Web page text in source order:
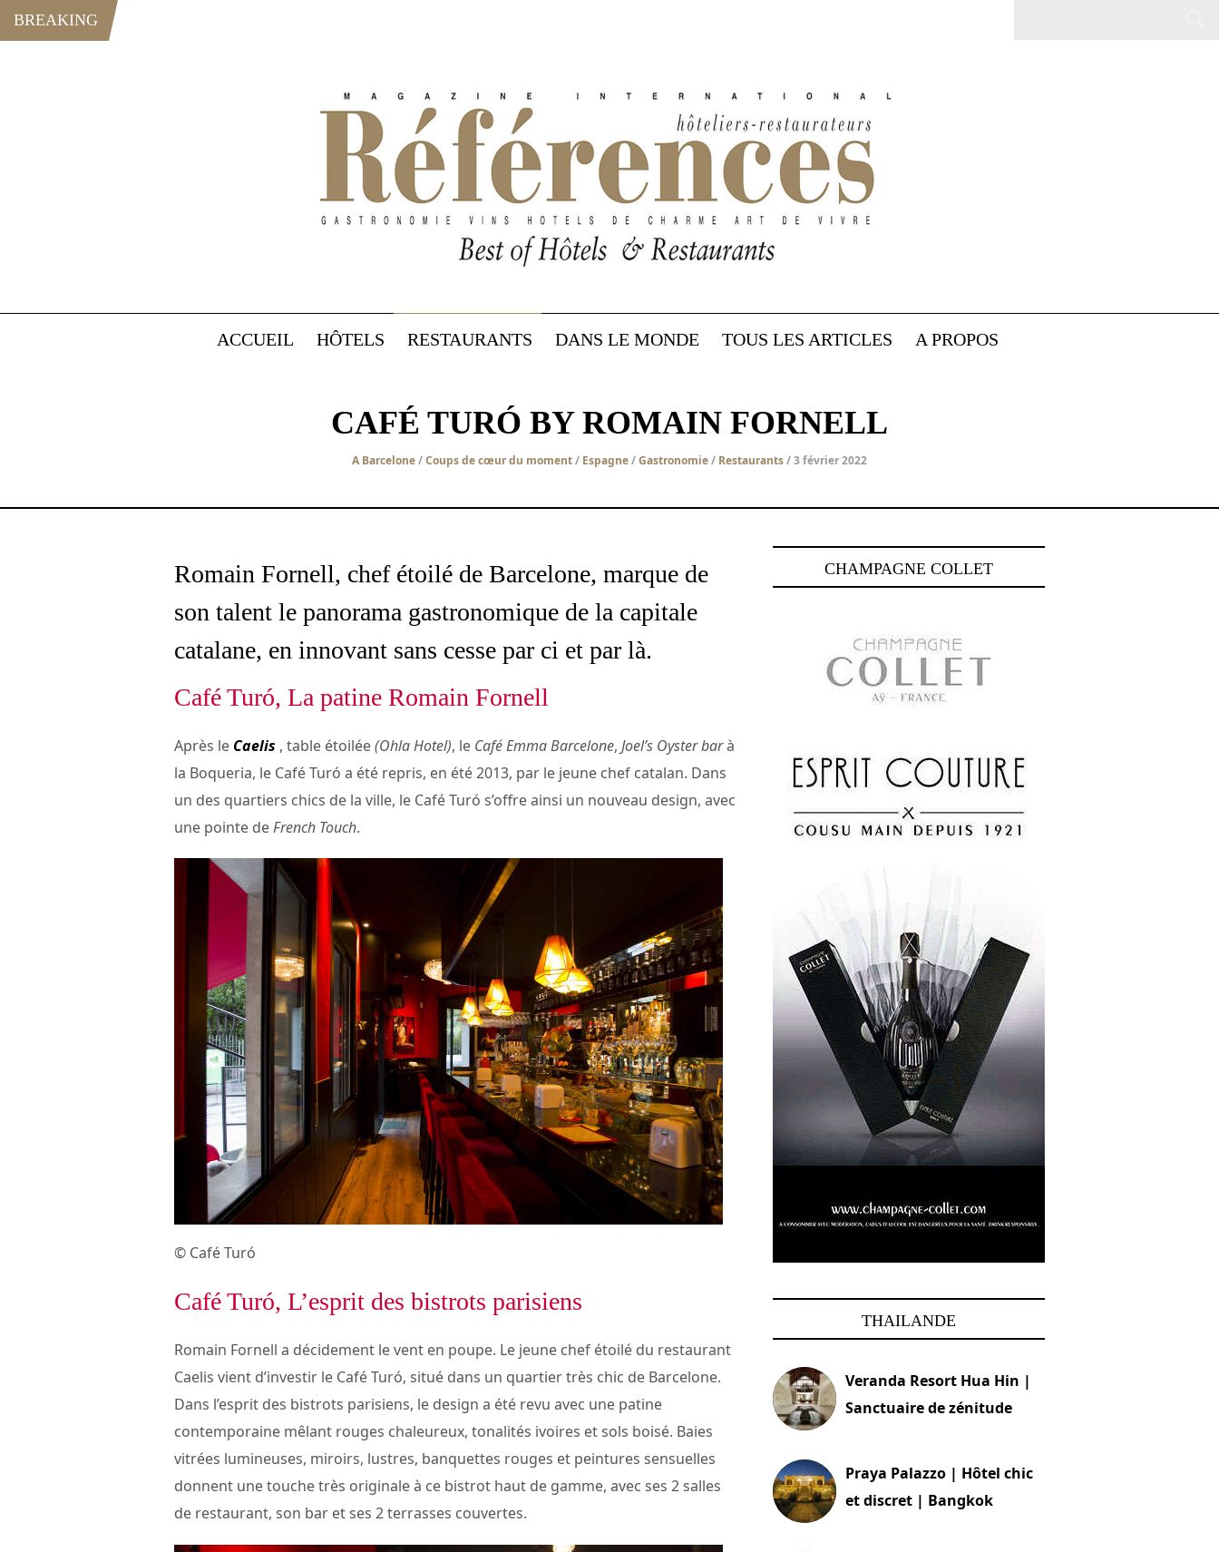
BREAKING
ACCUEIL HÔTELS RESTAURANTS DANS LE MONDE TOUS LES ARTICLES A PROPOS
CAFÉ TURÓ BY ROMAIN FORNELL
A Barcelone/Coups de cœur du moment/ Espagne/Gastronomie/ Restaurants/ 3 février 2022
Romain Fornell, chef étoilé de Barcelone, marque de
son talent le panorama gastronomique de la capitale
catalane, en innovant sans cesse par ci et par là.
Café Turó, La patine Romain Fornell
Après le Caelis , table étoilée(Ohla Hotel), le Café Emma Barcelone, Joel’s Oyster barà
la Boqueria, le Café Turó a été repris, en été 2013, par le jeune chef catalan. Dans
un des quartiers chics de la ville, le Café Turó s’offre ainsi un nouveau design, avec
une pointe deFrench Touch.
© Café Turó
Café Turó, L’esprit des bistrots parisiens
Romain Fornell a décidement le vent en poupe. Le jeune chef étoilé du restaurant
Caelis vient d’investir le Café Turó, situé dans un quartier très chic de Barcelone.
Dans l’esprit des bistrots parisiens, le design a été revu avec une patine
contemporaine mêlant rouges chaleureux, tonalités ivoires et sols boisé. Baies
vitrées lumineuses, miroirs, lustres, banquettes rouges et peintures sensuelles
donnent une touche très originale à ce bistrot haut de gamme, avec ses 2 salles
de restaurant, son bar et ses 2 terrasses couvertes.
CHAMPAGNE COLLET
THAILANDE
Veranda Resort Hua Hin |
Sanctuaire de zénitude
Praya Palazzo | Hôtel chic
et discret | Bangkok